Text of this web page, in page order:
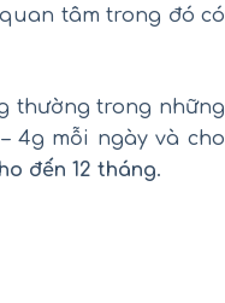
tâm trong đó có
thường trong những
4g mỗi ngày và cho
đến 12 tháng.